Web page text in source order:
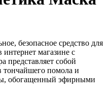
безопасное средство для
магазине с
представляет собой
тончайшего помола и
обогащенный эфирными